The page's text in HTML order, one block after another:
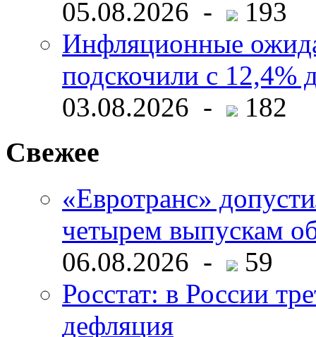
05.08.2026 -
193
Инфляционные
подскочили с 12,4%
03.08.2026 -
182
Свежее
«Евротранс»
четырем выпускам
06.08.2026 -
59
Росстат: в России
дефляция